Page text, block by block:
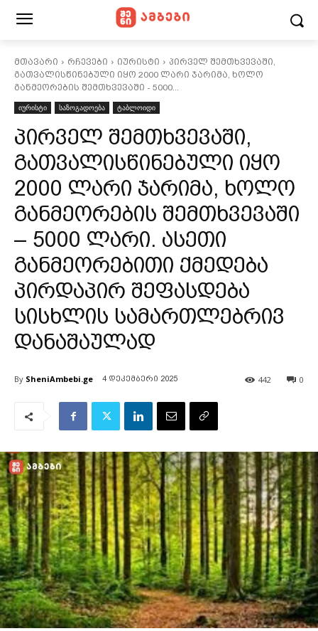
მთავარი რჩევები იურისტი
პირველ შემთხვევაში,
გათვალისწინებული იყო 2000 ლარი ჯარიმა, ხოლო
განმეორების შემთხვევაში - 5000...
იურისტი
საზოგადოება ტაბლოიდი
პირველ შემთხვევაში,
გათვალისწინებული იყო
2000 ლარი ჯარიმა, ხოლო
განმეორების შემთხვევაში
– 5000 ლარი. ასეთი
განმეორებითი ქმედება
პირდაპირ შეფასდება
სისხლის სამართლებრივ
დანაშაულად
By SheniAmbebi.ge 4 დეკემბერი 2025 0
442